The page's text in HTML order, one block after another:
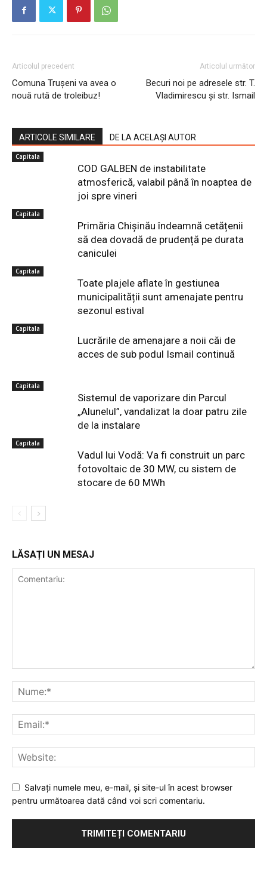
Articolul precedent
Comuna Trușeni va avea o
nouă rută de troleibuz!
Articolul următor
Becuri noi pe adresele str. T.
Vladimirescu și str. Ismail
ARTICOLE SIMILARE DE LA ACELAȘI AUTOR
Capitala
COD GALBEN de instabilitate
atmosferică, valabil până în noaptea de
joi spre vineri
Capitala
Primăria Chișinău îndeamnă cetățenii
să dea dovadă de prudență pe durata
caniculei
Capitala
Toate plajele aflate în gestiunea
municipalității sunt amenajate pentru
sezonul estival
Capitala
Lucrările de amenajare a noii căi de
acces de sub podul Ismail continuă
Capitala
Sistemul de vaporizare din Parcul
„Alunelul”, vandalizat la doar patru zile
de la instalare
Capitala
Vadul lui Vodă: Va fi construit un parc
fotovoltaic de 30 MW, cu sistem de
stocare de 60 MWh
LĂSAȚI UN MESAJ
Salvaţi numele meu, e-mail, şi site-ul în acest browser
pentru următoarea dată când voi scri comentariu.